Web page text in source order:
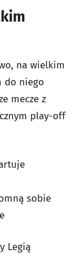
na wielkim
do niego
mecze z
play-off
sobie
Legią